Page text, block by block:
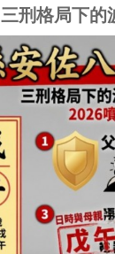
三刑格局下的